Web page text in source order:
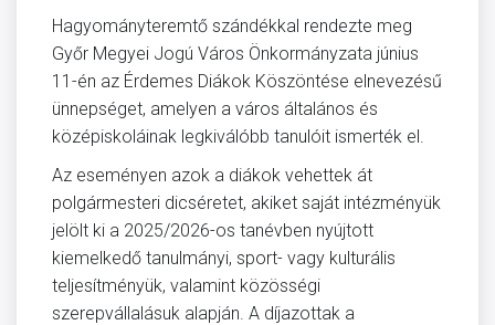
Hagyományteremtő szándékkal rendezte meg
Győr Megyei Jogú Város Önkormányzata június
11-én az Érdemes Diákok Köszöntése elnevezésű
ünnepséget, amelyen a város általános és
középiskoláinak legkiválóbb tanulóit ismerték el.
Az eseményen azok a diákok vehettek át
polgármesteri dicséretet, akiket saját intézményük
jelölt ki a 2025/2026-os tanévben nyújtott
kiemelkedő tanulmányi, sport- vagy kulturális
teljesítményük, valamint közösségi
szerepvállalásuk alapján. A díjazottak a